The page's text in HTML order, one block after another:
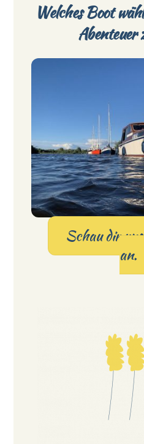
Welches Boot
Abenteuer
Schau dir
an.